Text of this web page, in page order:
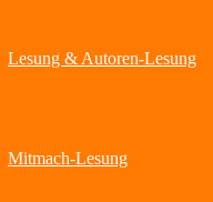
Lesung & Autoren-Lesung
Mitmach-Lesung